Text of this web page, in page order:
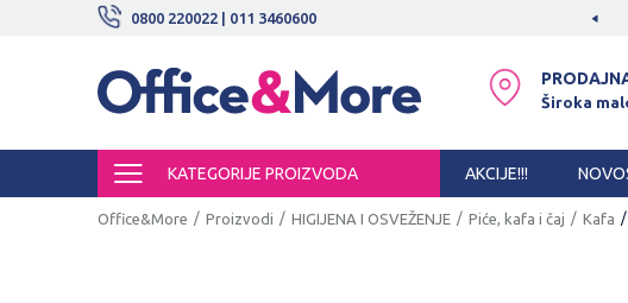
0800 220022 | 011 3460600
ISPORUKE! SIGURNO PLAĆANJE PLATNIM KARTICAMA!
Široka
KATEGORIJE PROIZVODA AKCIJE!!!
Office&More Proizvodi HIGIJENA I OSVEŽENJE Piće, kafa i čaj Kafa